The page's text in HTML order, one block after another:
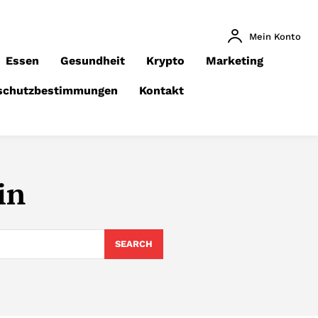
Mein Konto
Essen Gesundheit Krypto Marketing
Kontakt
SEARCH